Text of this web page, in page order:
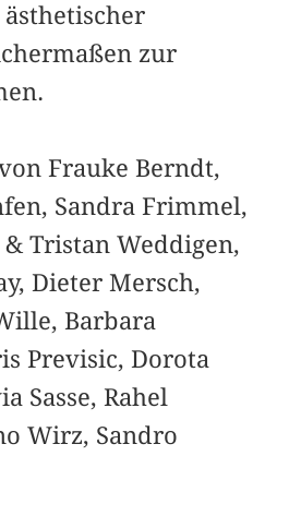
zur
Frauke Berndt,
Sandra Frimmel,
Tristan Weddigen,
Dieter Mersch,
­Barbara
Previsic, Dorota
Sasse, Rahel
Wirz, Sandro